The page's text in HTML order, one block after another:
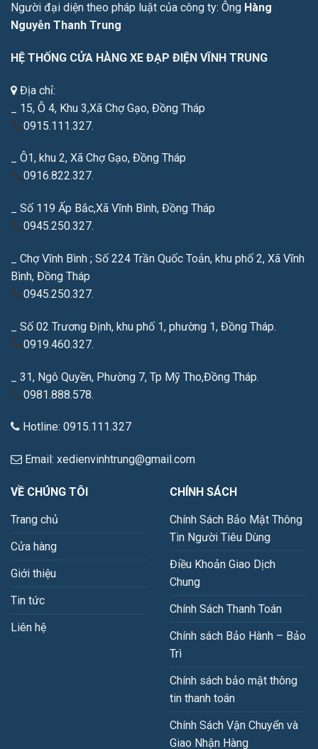
Người đại diện theo pháp luật của công ty: Ông Hàng
Nguyễn Thanh Trung
HỆ THỐNG CỬA HÀNG XE ĐẠP ĐIỆN VĨNH TRUNG
Địa chỉ:
_ 15, Ô 4, Khu 3,Xã Chợ Gạo, Đồng Tháp
0915.111.327.
_ Ô1, khu 2, Xã Chợ Gạo, Đồng Tháp
0916.822.327.
_ Số 119 Ấp Bắc,Xã Vĩnh Bình, Đồng Tháp
0945.250.327.
_ Chợ Vĩnh Bình ; Số 224 Trần Quốc Toản, khu phố 2, Xã Vĩnh
Bình, Đồng Tháp
0945.250.327.
_ Số 02 Trương Định, khu phố 1, phường 1, Đồng Tháp.
0919.460.327.
_ 31, Ngô Quyền, Phường 7, Tp Mỹ Tho,Đồng Tháp.
0981.888.578.
Hotline: 0915.111.327
Email: xedienvinhtrung@gmail.com
VỀ CHÚNG TÔI
Trang chủ
Cửa hàng
Giới thiệu
Tin tức
Liên hệ
CHÍNH SÁCH
Chính Sách Bảo Mật Thông
Tin Người Tiêu Dùng
Điều Khoản Giao Dịch
Chung
Chính Sách Thanh Toán
Chính sách Bảo Hành – Bảo
Trì
Chính sách bảo mật thông
tin thanh toán
Chính Sách Vận Chuyển và
Giao Nhận Hàng